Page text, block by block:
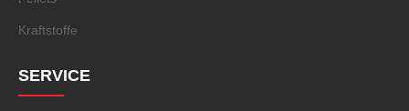
Kraftstoffe
SERVICE